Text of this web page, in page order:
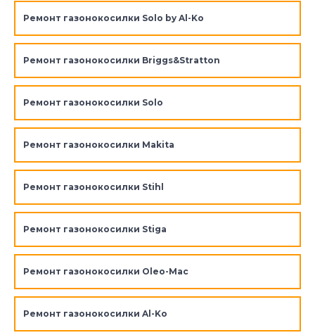
Ремонт газонокосилки Solo by Al-Ko
Ремонт газонокосилки Briggs&Stratton
Ремонт газонокосилки Solo
Ремонт газонокосилки Makita
Ремонт газонокосилки Stihl
Ремонт газонокосилки Stiga
Ремонт газонокосилки Oleo-Mac
Ремонт газонокосилки Al-Ko